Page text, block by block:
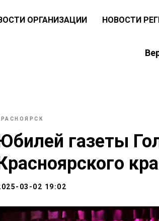
ОРГАНИЗАЦИИ НОВОСТИ
газеты
03-02 19:02